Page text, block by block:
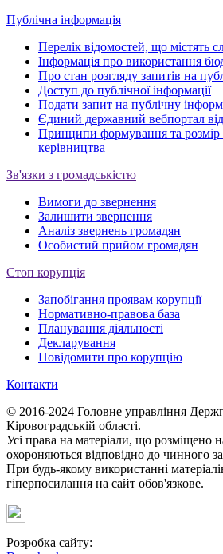
Публічна інформація
Перелік відомостей, що містять
Інформація про використання
Про стан розгляду запитів на
Доступ до публічної інформації
Подати запит на публічну
Єдиний державний вебпортал
Принципи формування та розмір
керівництва
Зв'язки з громадськістю
Вимоги до звернення
Залишити звернення
Аналіз звернень громадян
Особистий прийом громадян
Стоп корупція
Запобігання проявам корупції
Нормативно-правова база
Планування діяльності
Декларування
Повідомити про корупцію
Контакти
© 2016-2024 Головне управління
Кіровоградській області.
Усі права на матеріали, що розміщено
охороняються відповідно до чинного
При будь-якому використанні
гіперпосилання на сайт обов'язкове.
Розробка сайту: